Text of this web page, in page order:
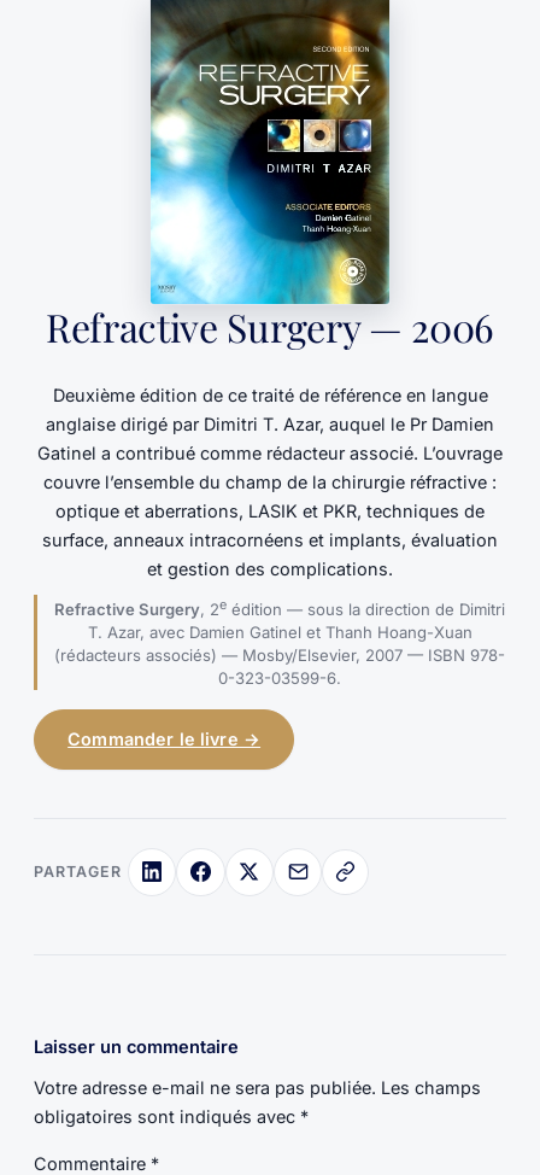
Refractive Surgery — 2006
Deuxième édition de ce traité de référence en langue
anglaise dirigé par Dimitri T. Azar, auquel le Pr Damien
Gatinel a contribué comme rédacteur associé. L’ouvrage
couvre l’ensemble du champ de la chirurgie réfractive :
optique et aberrations, LASIK et PKR, techniques de
surface, anneaux intracornéens et implants, évaluation
et gestion des complications.
Refractive Surgery, 2e édition — sous la direction de Dimitri
T. Azar, avec Damien Gatinel et Thanh Hoang-Xuan
(rédacteurs associés) — Mosby/Elsevier, 2007 — ISBN 978-
0-323-03599-6.
Commander le livre →
PARTAGER
Laisser un commentaire
Votre adresse e-mail ne sera pas publiée. Les champs
obligatoires sont indiqués avec *
Commentaire *